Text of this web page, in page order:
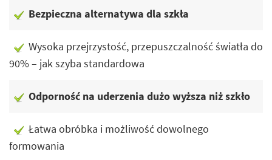
Bezpieczna alternatywa dla szkła
Wysoka przejrzystość, przepuszczalność światła do
90% – jak szyba standardowa
Odporność na uderzenia dużo wyższa niż szkło
Łatwa obróbka i możliwość dowolnego
formowania